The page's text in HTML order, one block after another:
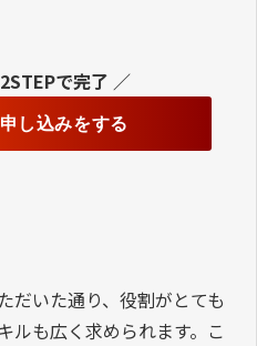
で完了 ／
し込みをする
だいた通り、役割がとても
ルも広く求められます。こ